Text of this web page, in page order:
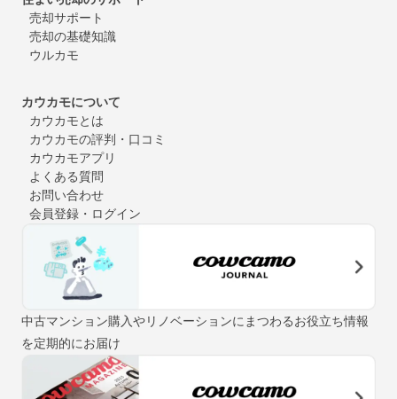
売却サポート
売却の基礎知識
ウルカモ
カウカモについて
カウカモとは
カウカモの評判・口コミ
カウカモアプリ
よくある質問
お問い合わせ
会員登録・ログイン
中古マンション購入やリノベーションにまつわるお役立ち情報
を定期的にお届け